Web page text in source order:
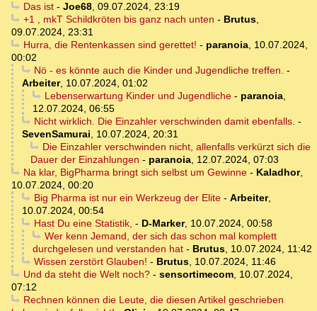
Das ist- Joe68, 09.07.2024, 23:19
+1 , mkT Schildkröten bis ganz nach unten - Brutus,
09.07.2024, 23:31
Hurra, die Rentenkassen sind gerettet! - paranoia, 10.07.2024,
00:02
Nö - es könnte auch die Kinder und Jugendliche treffen. -
Arbeiter, 10.07.2024, 01:02
Lebenserwartung Kinder und Jugendliche- paranoia,
12.07.2024, 06:55
Nicht wirklich. Die Einzahler verschwinden damit ebenfalls. -
SevenSamurai, 10.07.2024, 20:31
Die Einzahler verschwinden nicht, allenfalls verkürzt sich die
Dauer der Einzahlungen - paranoia, 12.07.2024, 07:03
Na klar, BigPharma bringt sich selbst um Gewinne- Kaladhor,
10.07.2024, 00:20
Big Pharma ist nur ein Werkzeug der Elite- Arbeiter,
10.07.2024, 00:54
Hast Du eine Statistik, - D-Marker, 10.07.2024, 00:58
Wer kenn Jemand, der sich das schon mal komplett
durchgelesen und verstanden hat - Brutus, 10.07.2024, 11:42
Wissen zerstört Glauben! - Brutus, 10.07.2024, 11:46
Und da steht die Welt noch?- sensortimecom, 10.07.2024,
07:12
Rechnen können die Leute, die diesen Artikel geschrieben